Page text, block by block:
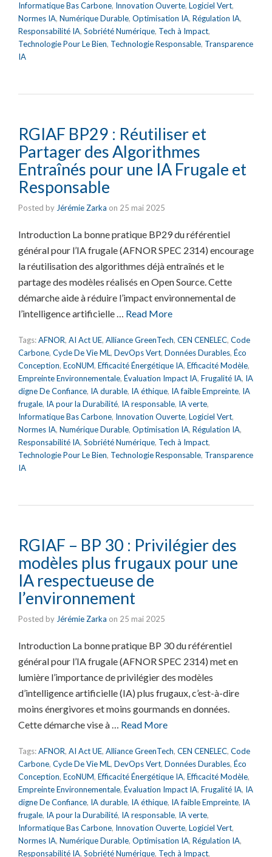
Informatique Bas Carbone, Innovation Ouverte, Logiciel Vert,
Normes IA, Numérique Durable, Optimisation IA, Régulation IA,
Responsabilité IA, Sobriété Numérique, Tech à Impact,
Technologie Pour Le Bien, Technologie Responsable, Transparence
IA
RGIAF BP29 : Réutiliser et
Partager des Algorithmes
Entraînés pour une IA Frugale et
Responsable
Posted by Jérémie Zarka on 25 mai 2025
Introduction La bonne pratique BP29 du référentiel
général pour l’IA frugale (AFNOR SPEC 2314) encourage
la réutilisation des algorithmes déjà entraînés et le
partage des modèles réalisés en Open Source. Cette
démarche aide à réduire l’impact environnemental de
l’intelligence artificielle … Read More
Tags:AFNOR, AI Act UE, Alliance GreenTech, CEN CENELEC, Code
Carbone, Cycle De Vie ML, DevOps Vert, Données Durables, Éco
Conception, EcoNUM, Efficacité Énergétique IA, Efficacité Modèle,
Empreinte Environnementale, Évaluation Impact IA, Frugalité IA, IA
digne De Confiance, IA durable, IA éthique, IA faible Empreinte, IA
frugale, IA pour la Durabilité, IA responsable, IA verte,
Informatique Bas Carbone, Innovation Ouverte, Logiciel Vert,
Normes IA, Numérique Durable, Optimisation IA, Régulation IA,
Responsabilité IA, Sobriété Numérique, Tech à Impact,
Technologie Pour Le Bien, Technologie Responsable, Transparence
IA
RGIAF – BP 30 : Privilégier des
modèles plus frugaux pour une
IA respectueuse de
l’environnement
Posted by Jérémie Zarka on 25 mai 2025
Introduction La bonne pratique BP 30 du référentiel
général pour l’IA frugale (AFNOR SPEC 2314) met en
lumière l’importance de privilégier des modèles
d’intelligence artificielle (IA) plus frugaux, c’est-à-dire
moins énergivores et moins gourmands en données.
Cette démarche vise à … Read More
Tags:AFNOR, AI Act UE, Alliance GreenTech, CEN CENELEC, Code
Carbone, Cycle De Vie ML, DevOps Vert, Données Durables, Éco
Conception, EcoNUM, Efficacité Énergétique IA, Efficacité Modèle,
Empreinte Environnementale, Évaluation Impact IA, Frugalité IA, IA
digne De Confiance, IA durable, IA éthique, IA faible Empreinte, IA
frugale, IA pour la Durabilité, IA responsable, IA verte,
Informatique Bas Carbone, Innovation Ouverte, Logiciel Vert,
Normes IA, Numérique Durable, Optimisation IA, Régulation IA,
Responsabilité IA, Sobriété Numérique, Tech à Impact,